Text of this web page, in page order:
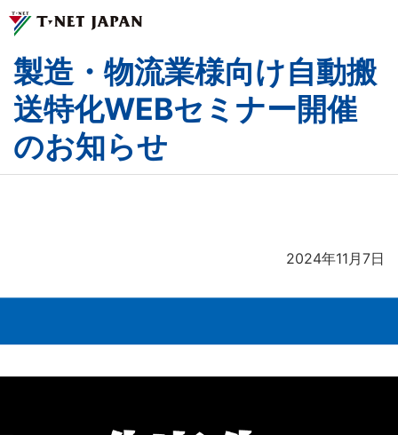
ティーネットジャパンとは
事業紹介
お問い合わせ
製造・物流業様向け自動搬
送特化WEBセミナー開催
のお知らせ
2024年11月7日